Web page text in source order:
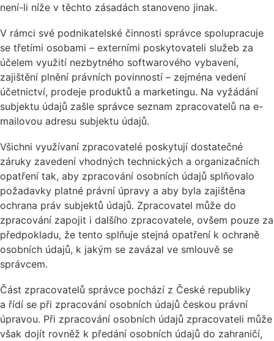
není-li níže v těchto zásadách stanoveno jinak.
V rámci své podnikatelské činnosti správce spolupracuje
se třetími osobami – externími poskytovateli služeb za
účelem využití nezbytného softwarového vybavení,
zajištění plnění právních povinností – zejména vedení
účetnictví, prodeje produktů a marketingu. Na vyžádání
subjektu údajů zašle správce seznam zpracovatelů na e-
mailovou adresu subjektu údajů.
Všichni využívaní zpracovatelé poskytují dostatečné
záruky zavedení vhodných technických a organizačních
opatření tak, aby zpracování osobních údajů splňovalo
požadavky platné právní úpravy a aby byla zajištěna
ochrana práv subjektů údajů. Zpracovatel může do
zpracování zapojit i dalšího zpracovatele, ovšem pouze za
předpokladu, že tento splňuje stejná opatření k ochraně
osobních údajů, k jakým se zavázal ve smlouvě se
správcem.
Část zpracovatelů správce pochází z České republiky
a řídí se při zpracování osobních údajů českou právní
úpravou. Při zpracování osobních údajů zpracovateli může
však dojít rovněž k předání osobních údajů do zahraničí,